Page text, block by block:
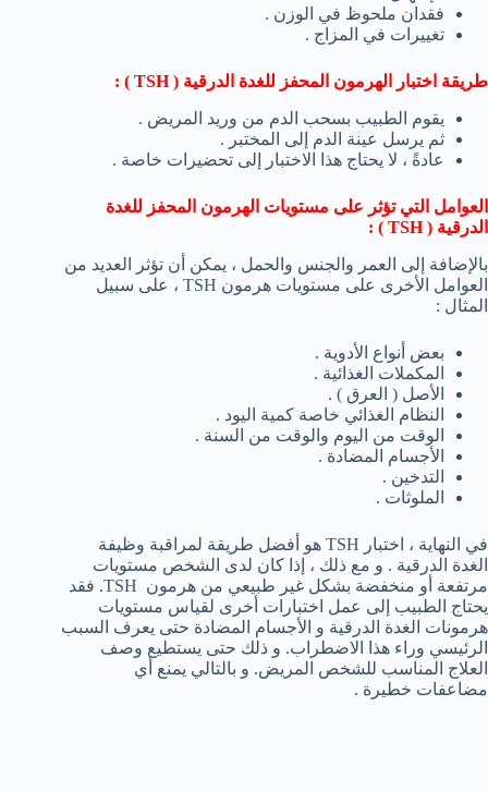
فقدان ملحوظ في الوزن .
تغييرات في المزاج .
طريقة اختبار الهرمون المحفز للغدة الدرقية (TSH
) :
يقوم الطبيب بسحب الدم من وريد المريض .
ثم يرسل عينة الدم إلى المختبر .
عادةً ، لا يحتاج هذا الاختبار إلى تحضيرات خاصة .
العوامل التي تؤثر على مستويات الهرمون المحفز للغدة
الدرقية (TSH
) :
بالإضافة إلى العمر والجنس والحمل ، يمكن أن تؤثر العديد من
العوامل الأخرى على مستويات هرمون TSH ، على سبيل
المثال :
بعض أنواع الأدوية .
المكملات الغذائية .
الأصل ( العرق ) .
النظام الغذائي خاصة كمية اليود .
الوقت من اليوم والوقت من السنة .
الأجسام المضادة .
التدخين .
الملوثات .
في النهاية ، اختبار TSH هو أفضل طريقة لمراقبة وظيفة
الغدة الدرقية . و مع ذلك ، إذا كان لدى الشخص مستويات
مرتفعة أو منخفضة بشكل غير طبيعي من هرمون TSH. فقد
يحتاج الطبيب إلى عمل اختبارات أخرى لقياس مستويات
هرمونات الغدة الدرقية و الأجسام المضادة حتى يعرف السبب
الرئيسي وراء هذا الاضطراب. و ذلك حتى يستطيع وصف
العلاج المناسب للشخص المريض. و بالتالي يمنع أي
مضاعفات خطيرة .